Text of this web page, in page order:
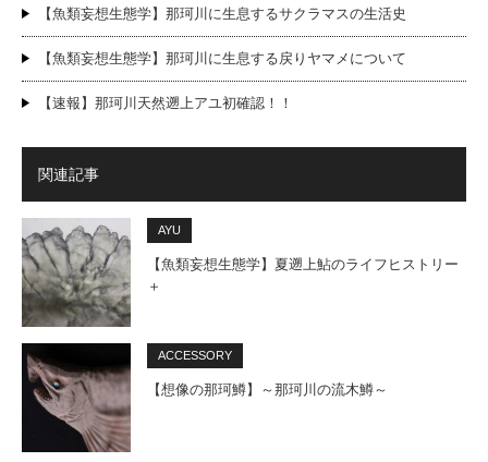
【魚類妄想生態学】那珂川に生息するサクラマスの生活史
【魚類妄想生態学】那珂川に生息する戻りヤマメについて
【速報】那珂川天然遡上アユ初確認！！
関連記事
AYU
【魚類妄想生態学】夏遡上鮎のライフヒストリー
＋
ACCESSORY
【想像の那珂鱒】～那珂川の流木鱒～